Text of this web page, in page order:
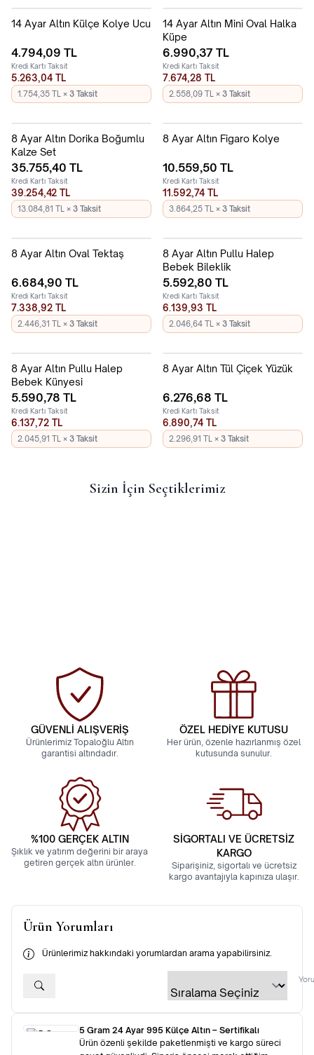
14 Ayar Altın Külçe Kolye Ucu
4.794,09 TL
Kredi Kartı Taksit
5.263,04 TL
1.754,35 TL × 3 Taksit
14 Ayar Altın Mini Oval Halka
Küpe
6.990,37 TL
Kredi Kartı Taksit
7.674,28 TL
2.558,09 TL × 3 Taksit
8 Ayar Altın Dorika Boğumlu
Kalze Set
35.755,40 TL
Kredi Kartı Taksit
39.254,42 TL
13.084,81 TL × 3 Taksit
8 Ayar Altın Figaro Kolye
10.559,50 TL
Kredi Kartı Taksit
11.592,74 TL
3.864,25 TL × 3 Taksit
8 Ayar Altın Oval Tektaş
6.684,90 TL
Kredi Kartı Taksit
7.338,92 TL
2.446,31 TL × 3 Taksit
8 Ayar Altın Pullu Halep
Bebek Bileklik
5.592,80 TL
Kredi Kartı Taksit
6.139,93 TL
2.046,64 TL × 3 Taksit
8 Ayar Altın Pullu Halep
Bebek Künyesi
5.590,78 TL
Kredi Kartı Taksit
6.137,72 TL
2.045,91 TL × 3 Taksit
8 Ayar Altın Tül Çiçek Yüzük
6.276,68 TL
Kredi Kartı Taksit
6.890,74 TL
2.296,91 TL × 3 Taksit
Sizin İçin Seçtiklerimiz
GÜVENLİ ALIŞVERİŞ
Ürünlerimiz Topaloğlu Altın
garantisi altındadır.
ÖZEL HEDİYE KUTUSU
Her ürün, özenle hazırlanmış özel
kutusunda sunulur.
%100 GERÇEK ALTIN
Şıklık ve yatırım değerini bir araya
getiren gerçek altın ürünler.
SİGORTALI VE ÜCRETSİZ
KARGO
Siparişiniz, sigortalı ve ücretsiz
kargo avantajıyla kapınıza ulaşır.
Ürün Yorumları
Ürünlerimiz hakkındaki yorumlardan arama yapabilirsiniz.
5 Gram 24 Ayar 995 Külçe Altın – Sertifikalı
Ürün özenli şekilde paketlenmişti ve kargo süreci